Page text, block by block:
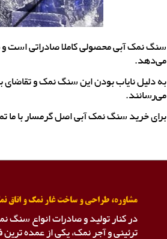
سنگ نمک آبی محصولی کاملا صادراتی است
می‌دهد.
به دلیل نایاب بودن این سنگ نمک و تقاضای
می‌رسانند.
برای خرید سنگ نمک آبی اصل گرمسار با ما
مشاوره، طراحی و ساخت غار نمک و اتاق
در کنار تولید و صادرات انواع
ترئینی و آجر نمک، یکی از عمده ترین